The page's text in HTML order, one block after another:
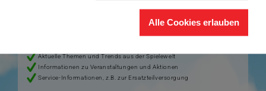
Alle Cookies erlauben
Spiele – und sichern Sie sich einen
Aktuelle Themen und Trends aus der Spielewelt
Informationen zu Veranstaltungen und Aktionen
Service-Informationen, z.B. zur Ersatzteilversorgung